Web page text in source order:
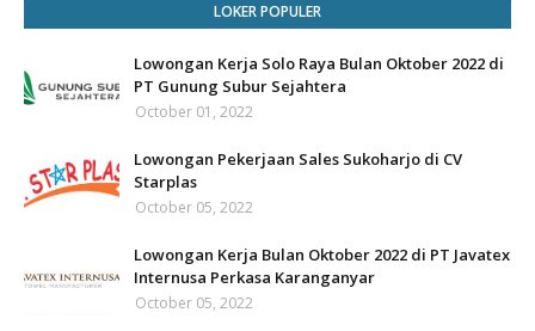
LOKER POPULER
Lowongan Kerja Solo Raya Bulan Oktober 2022 di
PT Gunung Subur Sejahtera
October 01, 2022
Lowongan Pekerjaan Sales Sukoharjo di CV
Starplas
October 05, 2022
Lowongan Kerja Bulan Oktober 2022 di PT Javatex
Internusa Perkasa Karanganyar
October 05, 2022